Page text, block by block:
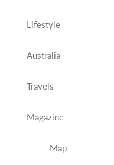
Lifestyle
Australia
Travels
Magazine
Map